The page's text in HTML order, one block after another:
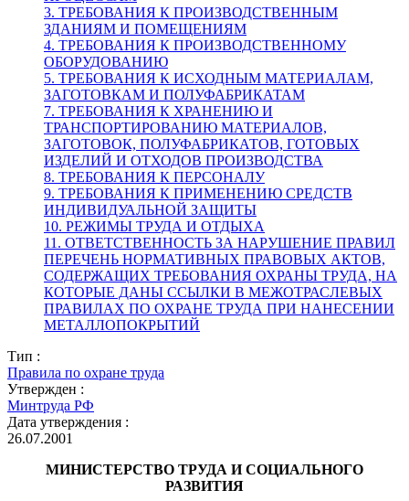
3. ТРЕБОВАНИЯ К ПРОИЗВОДСТВЕННЫМ
ЗДАНИЯМ И ПОМЕЩЕНИЯМ
4. ТРЕБОВАНИЯ К ПРОИЗВОДСТВЕННОМУ
ОБОРУДОВАНИЮ
5. ТРЕБОВАНИЯ К ИСХОДНЫМ МАТЕРИАЛАМ,
ЗАГОТОВКАМ И ПОЛУФАБРИКАТАМ
7. ТРЕБОВАНИЯ К ХРАНЕНИЮ И
ТРАНСПОРТИРОВАНИЮ МАТЕРИАЛОВ,
ЗАГОТОВОК, ПОЛУФАБРИКАТОВ, ГОТОВЫХ
ИЗДЕЛИЙ И ОТХОДОВ ПРОИЗВОДСТВА
8. ТРЕБОВАНИЯ К ПЕРСОНАЛУ
9. ТРЕБОВАНИЯ К ПРИМЕНЕНИЮ СРЕДСТВ
ИНДИВИДУАЛЬНОЙ ЗАЩИТЫ
10. РЕЖИМЫ ТРУДА И ОТДЫХА
11. ОТВЕТСТВЕННОСТЬ ЗА НАРУШЕНИЕ ПРАВИЛ
ПЕРЕЧЕНЬ НОРМАТИВНЫХ ПРАВОВЫХ АКТОВ,
СОДЕРЖАЩИХ ТРЕБОВАНИЯ ОХРАНЫ ТРУДА, НА
КОТОРЫЕ ДАНЫ ССЫЛКИ В МЕЖОТРАСЛЕВЫХ
ПРАВИЛАХ ПО ОХРАНЕ ТРУДА ПРИ НАНЕСЕНИИ
МЕТАЛЛОПОКРЫТИЙ
Тип :
Правила по охране труда
Утвержден :
Минтруда РФ
Дата утверждения :
26.07.2001
МИНИСТЕРСТВО ТРУДА И СОЦИАЛЬНОГО
РАЗВИТИЯ